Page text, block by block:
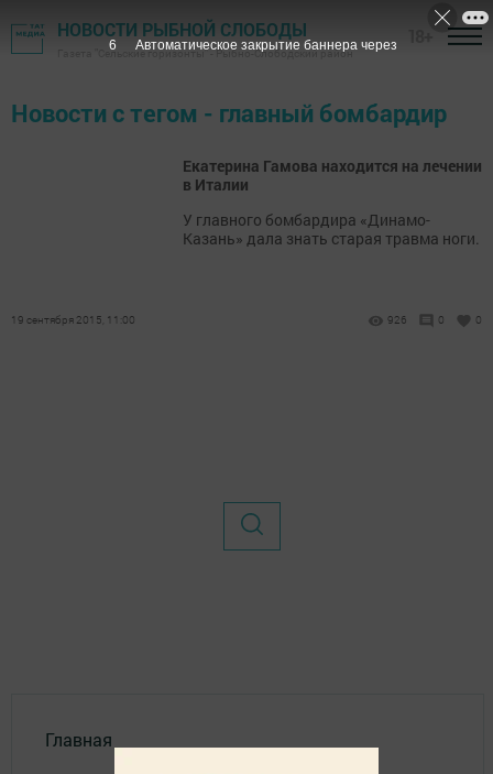
НОВОСТИ РЫБНОЙ СЛОБОДЫ
Газета "Сельские горизонты" - Рыбно-Слободский район
Новости с тегом - главный бомбардир
Екатерина Гамова находится на лечении
в Италии
У главного бомбардира «Динамо-
Казань» дала знать старая травма ноги.
19 сентября 2015, 11:00 926 0 0
Главная
6 Автоматическое закрытие баннера через